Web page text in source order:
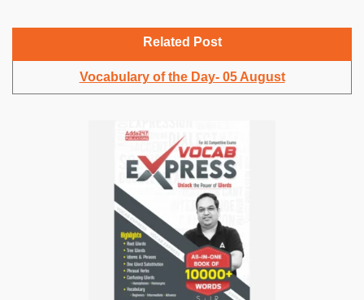
Related Post
Vocabulary of the Day- 05 August